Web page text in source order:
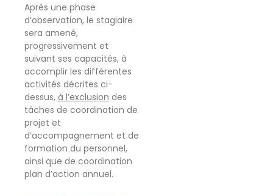
Après une phase
d’observation, le stagiaire
sera amené,
progressivement et
suivant ses capacités, à
accomplir les différentes
activités décrites ci-
dessus, à l’exclusion des
tâches de coordination de
projet et
d’accompagnement et de
formation du personnel,
ainsi que de coordination
plan d’action annuel.